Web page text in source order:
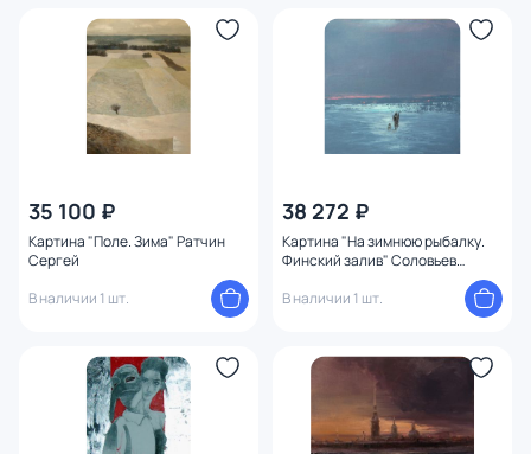
35 100 ₽
Картина "Поле. Зима" Ратчин
Сергей
В наличии 1 шт.
38 272 ₽
Картина "На зимнюю рыбалку.
Финский залив" Соловьев
В наличии 1 шт.